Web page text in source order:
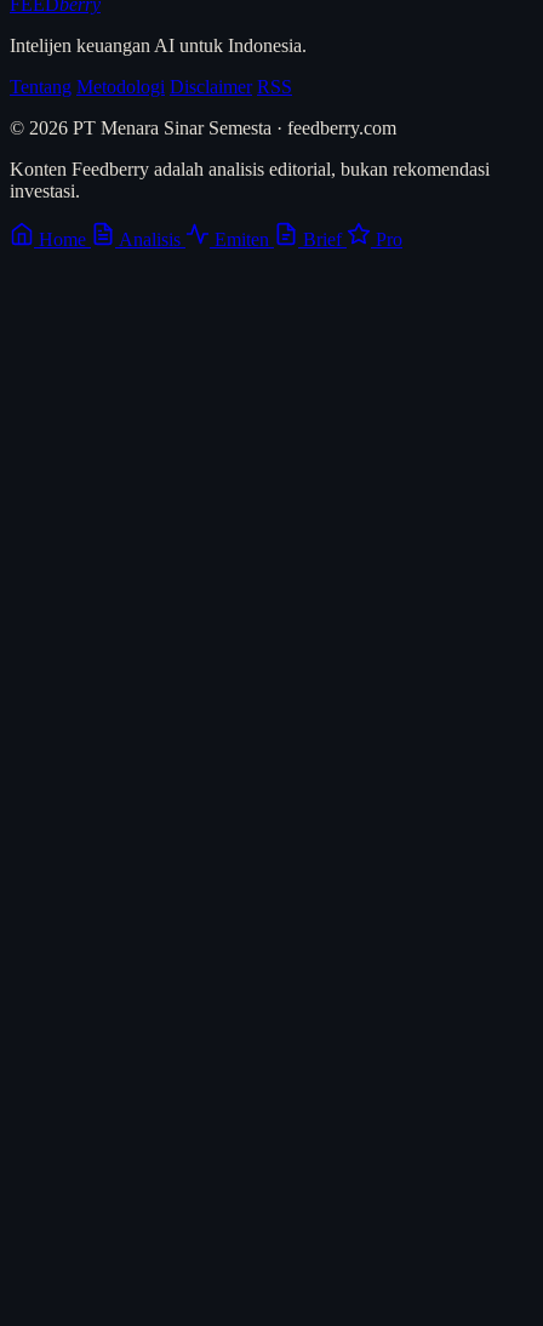
FEEDberry
Intelijen keuangan AI untuk Indonesia.
Tentang Metodologi Disclaimer RSS
© 2026 PT Menara Sinar Semesta · feedberry.com
Konten Feedberry adalah analisis editorial, bukan rekomendasi
investasi.
Home Analisis Emiten Brief Pro